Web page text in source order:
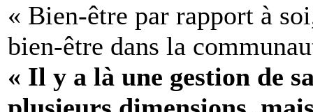
« Bien-être par rapport à
bien-être dans la
« Il y a là une gestion de